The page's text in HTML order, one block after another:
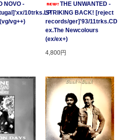
NOVO -
10trks.LP
vg++)
THE UNWANTED -
STRIKING BACK! [reject
records/ger]'93/11trks.CD
ex.The Newcolours
(ex/ex+)
4,800円